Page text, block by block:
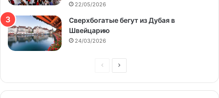
22/05/2026
Сверхбогатые бегут из Дубая в
Швейцарию
24/03/2026
Предыдущая
Следующая